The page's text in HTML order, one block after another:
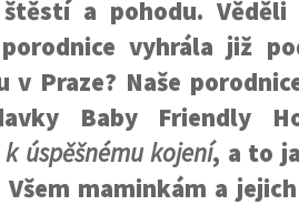
a pohodu. Věděli
vyhrála již
v Praze? Naše
Baby Friendly
úspěšnému kojení, a to
Všem maminkám a